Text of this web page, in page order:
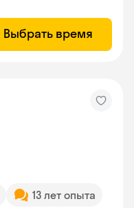
Выбрать время
13 лет опыта